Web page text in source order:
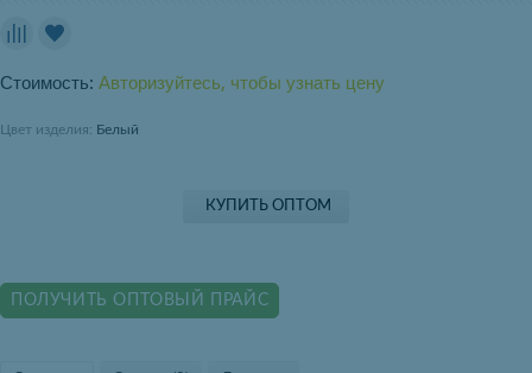
Стоимость: Авторизуйтесь, чтобы узнать цену
Цвет изделия: Белый
КУПИТЬ ОПТОМ
ПОЛУЧИТЬ ОПТОВЫЙ ПРАЙС